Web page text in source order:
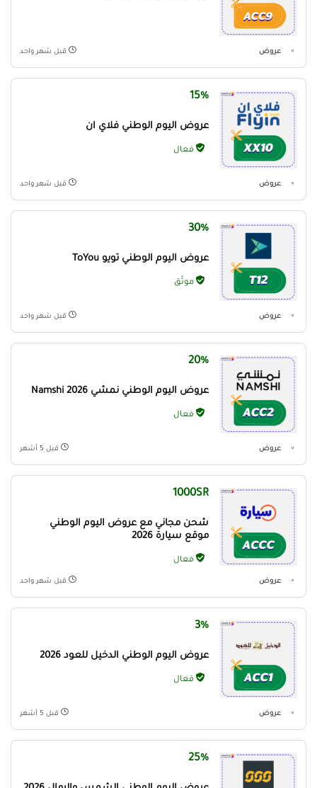
عروض قبل شهر واحد
15%
عروض اليوم الوطني فلاي ان
فعال
عروض قبل شهر واحد
30%
عروض اليوم الوطني تويو ToYou
موثّق
عروض قبل شهر واحد
20%
عروض اليوم الوطني نمشي Namshi 2026
فعال
عروض قبل 5 أشهر
1000SR
شحن مجاني مع عروض اليوم الوطني
موقع سيارة 2026
فعال
عروض قبل شهر واحد
3%
عروض اليوم الوطني الدخيل للعود 2026
فعال
عروض قبل 5 أشهر
25%